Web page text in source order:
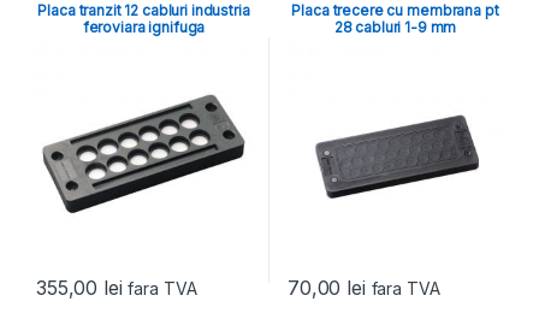
Placa tranzit 12 cabluri industria
feroviara ignifuga
355,00 lei fara TVA
Placa trecere cu membrana pt
28 cabluri 1-9 mm
70,00 lei fara TVA